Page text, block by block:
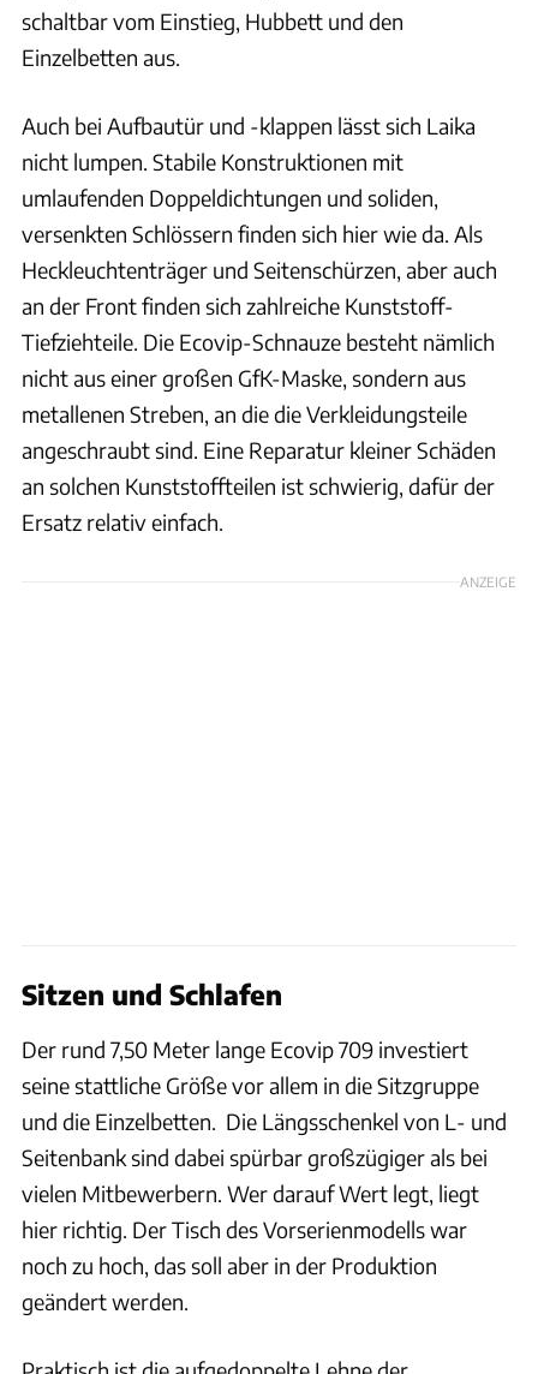
schaltbar vom Einstieg, Hubbett und den
Einzelbetten aus.
Auch bei Aufbautür und -klappen lässt sich Laika
nicht lumpen. Stabile Konstruktionen mit
umlaufenden Doppeldichtungen und soliden,
versenkten Schlössern finden sich hier wie da. Als
Heckleuchtenträger und Seitenschürzen, aber auch
an der Front finden sich zahlreiche Kunststoff-
Tiefziehteile. Die Ecovip-Schnauze besteht nämlich
nicht aus einer großen GfK-Maske, sondern aus
metallenen Streben, an die die Verkleidungsteile
angeschraubt sind. Eine Reparatur kleiner Schäden
an solchen Kunststoffteilen ist schwierig, dafür der
Ersatz relativ einfach.
ANZEIGE
Sitzen und Schlafen
Der rund 7,50 Meter lange Ecovip 709 investiert
seine stattliche Größe vor allem in die Sitzgruppe
und die Einzelbetten. Die Längsschenkel von L- und
Seitenbank sind dabei spürbar großzügiger als bei
vielen Mitbewerbern. Wer darauf Wert legt, liegt
hier richtig. Der Tisch des Vorserienmodells war
noch zu hoch, das soll aber in der Produktion
geändert werden.